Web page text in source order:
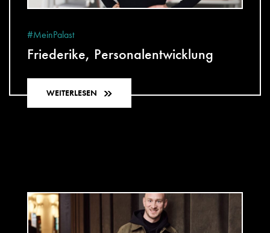
#MeinPalast
Friederike, Personalentwicklung
WEITERLESEN